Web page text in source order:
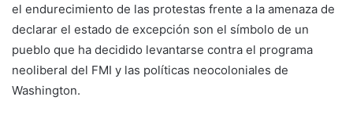
el endurecimiento de las protestas frente a la amenaza de
declarar el estado de excepción son el símbolo de un
pueblo que ha decidido levantarse contra el programa
neoliberal del FMI y las políticas neocoloniales de
Washington.